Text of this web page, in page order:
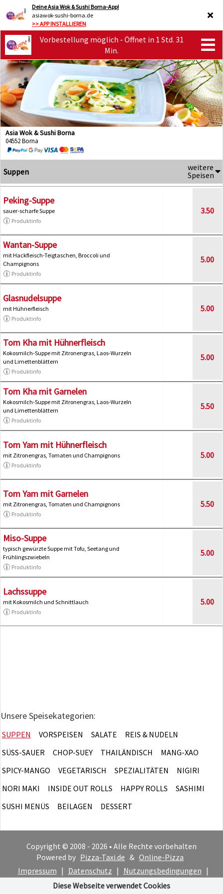
Deine Asia Wok & Sushi Borna-App!
asiawok-sushi-borna.de
>> APP INSTALLIEREN
Vorbestellung möglich - Öffnet in 1 Std. 31
Min.
Asia Wok & Sushi Borna
04552 Borna
Suppen
weitere
Speisen
Peking-Suppe
sauer-scharfe Suppe
Produktinfo
3.50
Wantan-Suppe
mit Hackfleisch-Teigtaschen, Broccoli und
Champignons
Produktinfo
5.00
Glasnudelsuppe
mit Hühnerfleisch
Produktinfo
5.00
Tom Kha mit Hühnerfleisch
Kokosmilch-Suppe mit Zitronengras, Laos-Wurzeln
und Limettenblättern
Produktinfo
5.00
Tom Kha mit Garnelen
Kokosmilch-Suppe mit Zitronengras, Laos-Wurzeln
und Limettenblättern
Produktinfo
5.50
Tom Yam mit Hühnerfleisch
mit Zitronengras, Tomaten und Champignons
Produktinfo
5.00
Tom Yam mit Garnelen
mit Zitronengras, Tomaten und Champignons
Produktinfo
5.50
Miso-Suppe
typisch gewürzte Suppe mit Tofu, Seetang und
Frühlingszwiebeln
Produktinfo
5.00
Lachssuppe
mit Kokosmilch und Schnittlauch
Produktinfo
5.00
Unsere Speisekategorien:
SUPPEN VORSPEISEN SALATE
REIS & NUDELN
SÜSS-SAUER
CHOP-SUEY THAILÄNDISCH
MANG-XAO
SPICY-MANGO
VEGETARISCH SPEZIALITÄTEN
NIGIRI
NORI MAKI
INSIDE OUT ROLLS HAPPY ROLLS
SASHIMI
SUSHI MENÜS
BEILAGEN DESSERT
Copyright © 2008 - 2026 • Alle Rechte vorbehalten
Powered by Pizza-Taxi.de & Online-Pizza
Impressum | Datenschutz | Nutzungsbedingungen |
Cookie-Hinweis
Diese Webseite verwendet Cookies